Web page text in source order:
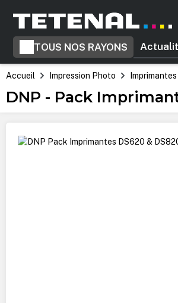
Passer à la navigation
TOUS NOS RAYONS
Accueil Impression Photo
DNP - Pack
Ignorer la galerie d'images